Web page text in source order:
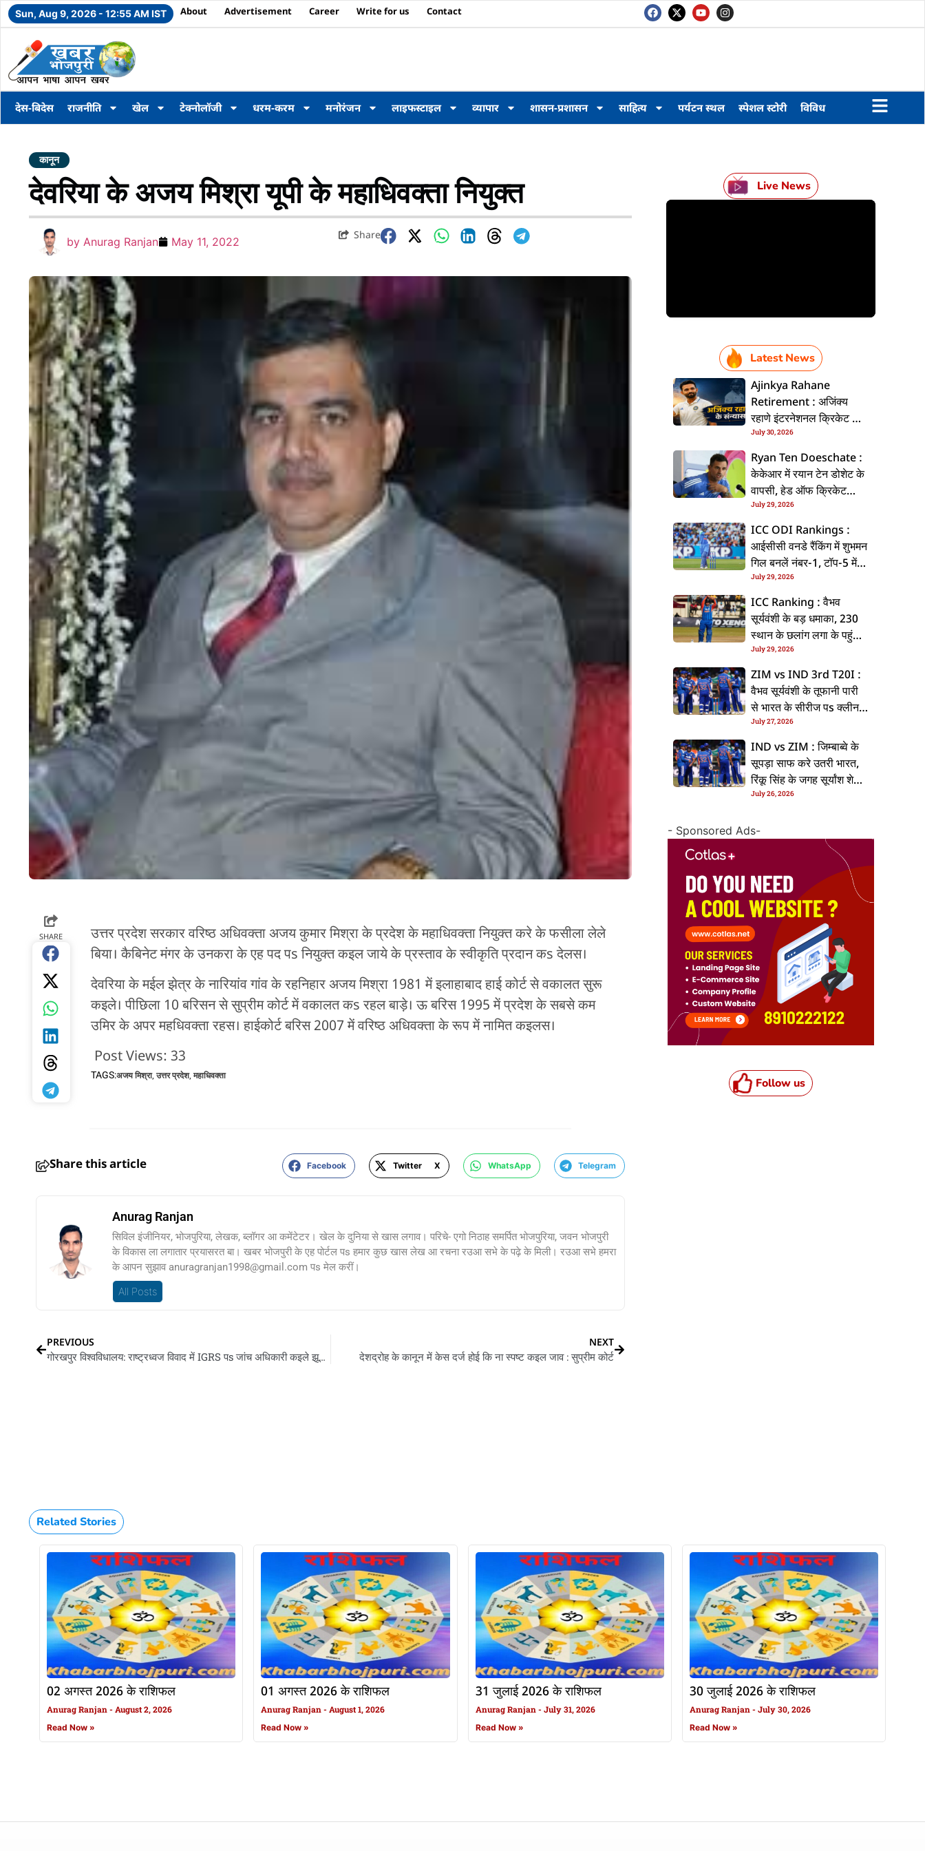
Sun, Aug 9, 2026 - 12:55 AM IST About Advertisement Career Write for us Contact
देस-बिदेस राजनीति खेल टेक्नोलॉजी धरम-करम मनोरंजन लाइफस्टाइल व्यापार शासन-प्रशासन साहित्य पर्यटन स्थल स्पेशल स्टोरी विविध
कानून
देवरिया के अजय मिश्रा यूपी के महाधिवक्ता नियुक्त
by Anurag Ranjan May 11, 2022
Share
SHARE
उत्तर प्रदेश सरकार वरिष्ठ अधिवक्ता अजय कुमार मिश्रा के प्रदेश के महाधिवक्ता नियुक्त करे के फसीला लेले
बिया। कैबिनेट मंगर के उनकरा के एह पद पs नियुक्त कइल जाये के प्रस्ताव के स्वीकृति प्रदान कs देलस।
देवरिया के मईल झेत्र के नारियांव गांव के रहनिहार अजय मिश्रा 1981 में इलाहाबाद हाई कोर्ट से वकालत सुरू
कइले। पीछिला 10 बरिसन से सुप्रीम कोर्ट में वकालत कs रहल बाड़े। ऊ बरिस 1995 में प्रदेश के सबसे कम
उमिर के अपर महधिवक्ता रहस। हाईकोर्ट बरिस 2007 में वरिष्ठ अधिवक्ता के रूप में नामित कइलस।
Post Views: 33
TAGS:अजय मिश्रा, उत्तर प्रदेश, महाधिवक्ता
Share this article Facebook Twitter X WhatsApp Telegram
Anurag Ranjan
सिविल इंजीनियर, भोजपुरिया, लेखक, ब्लॉगर आ कमेंटेटर। खेल के दुनिया से खास लगाव। परिचे- एगो निठाह समर्पित भोजपुरिया, जवन भोजपुरी
के विकास ला लगातार प्रयासरत बा। खबर भोजपुरी के एह पोर्टल पs हमार कुछ खास लेख आ रचना रउआ सभे के पढ़े के मिली। रउआ सभे हमरा
के आपन सुझाव anuragranjan1998@gmail.com पs मेल करीं।
All Posts
PREVIOUS
गोरखपुर विश्वविधालय: राष्ट्रध्वज विवाद में IGRS पs जांच अधिकारी कइले झूठ रिपोर्ट दर्ज, फाटल तिरंगा फहरत रहला पs दर्ज करावल गइल रहे शिकायत
NEXT
देशद्रोह के कानून में केस दर्ज होई कि ना स्पष्ट कइल जाव : सुप्रीम कोर्ट
Live News
Latest News
Ajinkya Rahane
Retirement : अजिंक्य
रहाणे इंटरनेशनल क्रिकेट से
ललें संन्यास, सोशल मीडिया
पs पोस्ट कs के कइलें एलान
July 30, 2026
Ryan Ten Doeschate :
केकेआर में रयान टेन डोशेट के
वापसी, हेड ऑफ क्रिकेट
स्ट्रेटजी के जिम्मेदारी संभरिहें
July 29, 2026
ICC ODI Rankings :
आईसीसी वनडे रैंकिंग में शुभमन
गिल बनलें नंबर-1, टॉप-5 में
भारत के तीन बल्लेबाज
July 29, 2026
ICC Ranking : वैभव
सूर्यवंशी के बड़ धमाका, 230
स्थान के छलांग लगा के पहुंचलें
48वां नंबर पs
July 29, 2026
ZIM vs IND 3rd T20I :
वैभव सूर्यवंशी के तूफानी पारी
से भारत के सीरीज पs क्लीन
स्वीप, जिम्बाब्वे 35 रन से
हारल
July 27, 2026
IND vs ZIM : जिम्बाब्वे के
सूपड़ा साफ करे उतरी भारत,
रिंकू सिंह के जगह सूर्यांश शेडगे
के मिल सकेला मवका
July 26, 2026
- Sponsored Ads-
Follow us
Related Stories
02 अगस्त 2026 के राशिफल
Anurag Ranjan August 2, 2026
Read Now »
01 अगस्त 2026 के राशिफल
Anurag Ranjan August 1, 2026
Read Now »
31 जुलाई 2026 के राशिफल
Anurag Ranjan July 31, 2026
Read Now »
30 जुलाई 2026 के राशिफल
Anurag Ranjan July 30, 2026
Read Now »